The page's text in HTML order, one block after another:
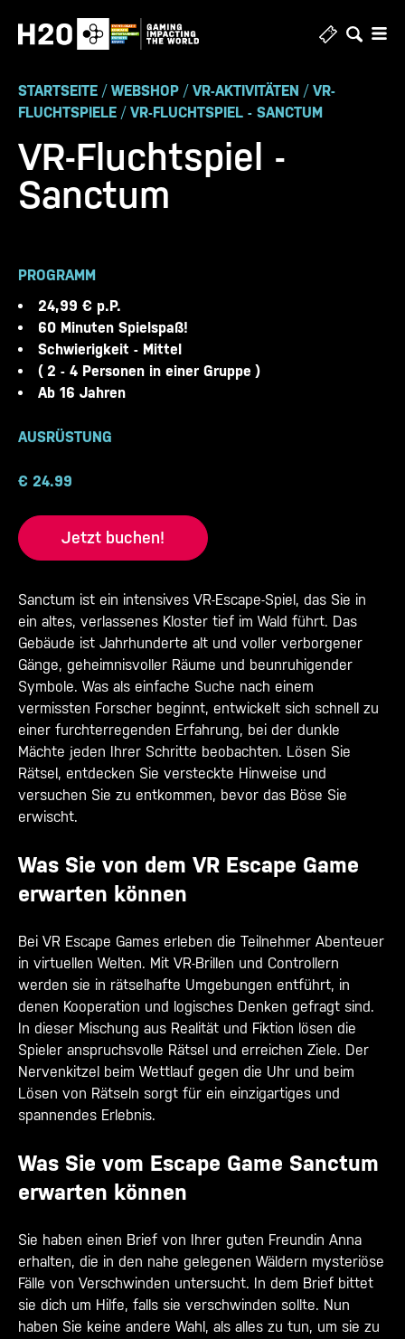
Inhalt
STARTSEITE / WEBSHOP / VR-AKTIVITÄTEN / VR-
FLUCHTSPIELE / VR-FLUCHTSPIEL - SANCTUM
VR-Fluchtspiel -
Sanctum
PROGRAMM
24,99 € p.P.
60 Minuten Spielspaß!
Schwierigkeit - Mittel
( 2 - 4 Personen in einer Gruppe )
Ab 16 Jahren
AUSRÜSTUNG
€ 24.99
Jetzt buchen!
Sanctum ist ein intensives VR-Escape-Spiel, das Sie in
ein altes, verlassenes Kloster tief im Wald führt. Das
Gebäude ist Jahrhunderte alt und voller verborgener
Gänge, geheimnisvoller Räume und beunruhigender
Symbole. Was als einfache Suche nach einem
vermissten Forscher beginnt, entwickelt sich schnell zu
einer furchterregenden Erfahrung, bei der dunkle
Mächte jeden Ihrer Schritte beobachten. Lösen Sie
Rätsel, entdecken Sie versteckte Hinweise und
versuchen Sie zu entkommen, bevor das Böse Sie
erwischt.
Was Sie von dem VR Escape Game
erwarten können
Bei VR Escape Games erleben die Teilnehmer Abenteuer
in virtuellen Welten. Mit VR-Brillen und Controllern
werden sie in rätselhafte Umgebungen entführt, in
denen Kooperation und logisches Denken gefragt sind.
In dieser Mischung aus Realität und Fiktion lösen die
Spieler anspruchsvolle Rätsel und erreichen Ziele. Der
Nervenkitzel beim Wettlauf gegen die Uhr und beim
Lösen von Rätseln sorgt für ein einzigartiges und
spannendes Erlebnis.
Was Sie vom Escape Game Sanctum
erwarten können
Sie haben einen Brief von Ihrer guten Freundin Anna
erhalten, die in den nahe gelegenen Wäldern mysteriöse
Fälle von Verschwinden untersucht. In dem Brief bittet
sie dich um Hilfe, falls sie verschwinden sollte. Nun
haben Sie keine andere Wahl, als alles zu tun, um sie zu